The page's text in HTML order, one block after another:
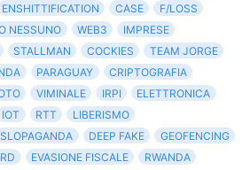
ENSHITTIFICATION CASE
F/LOSS
NESSUNO WEB3
IMPRESE
STALLMAN COCKIES
TEAM JORGE
PARAGUAY
CRIPTOGRAFIA
VIMINALE IRPI
ELETTRONICA
IOT RTT
LIBERISMO
SLOPAGANDA DEEP FAKE
GEOFENCING
EVASIONE FISCALE
RWANDA